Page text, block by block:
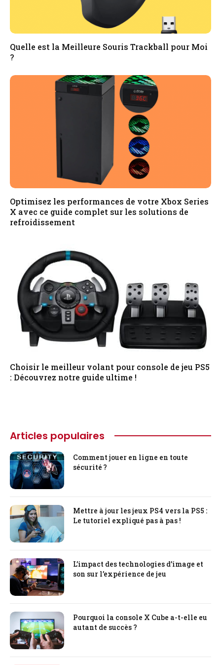
Quelle est la Meilleure Souris Trackball pour Moi
?
Optimisez les performances de votre Xbox Series
X avec ce guide complet sur les solutions de
refroidissement
Choisir le meilleur volant pour console de jeu PS5
: Découvrez notre guide ultime !
Articles populaires
Comment jouer en ligne en toute
sécurité ?
Mettre à jour les jeux PS4 vers la PS5 :
Le tutoriel expliqué pas à pas !
L’impact des technologies d’image et
son sur l’expérience de jeu
Pourquoi la console X Cube a-t-elle eu
autant de succès ?